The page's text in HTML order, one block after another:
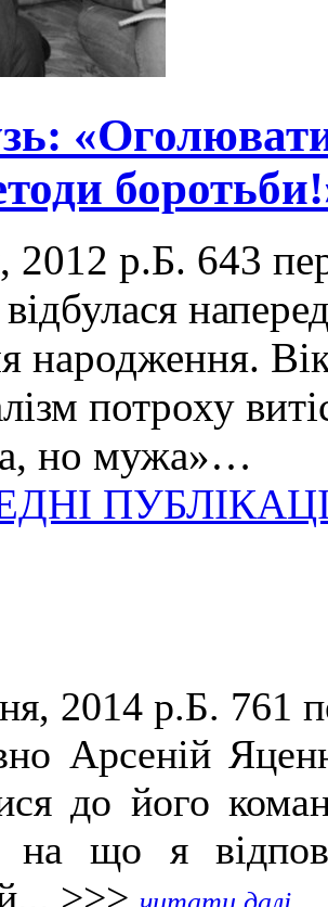
2012 р.Б. 643
народження.
потроху
но мужа»…
2014 р.Б. 761
Арсеній
до його
на що я
>>>